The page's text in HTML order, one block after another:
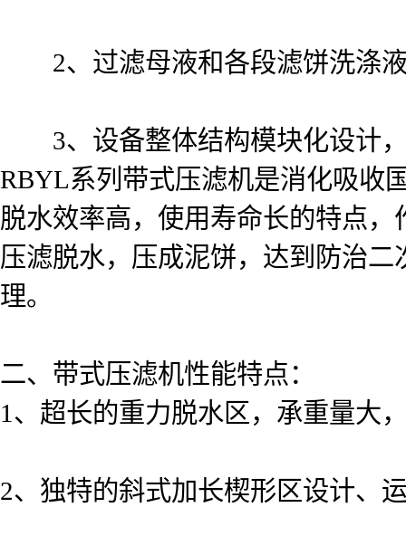
2、过滤母液和各段滤饼洗涤液
3、设备整体结构模块化设计，
RBYL系列带式压滤机是消化吸收
脱水效率高，使用寿命长的特点
压滤脱水，压成泥饼，达到防治
理。
二、带式压滤机性能特点：
1、超长的重力脱水区，承重量大
2、独特的斜式加长楔形区设计、